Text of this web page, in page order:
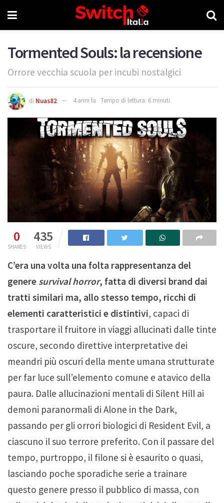
Tormented Souls: la recensione
Orrore vecchia scuola per incubi nostalgici
di Nuas82 4 anni fa Tempo di lettura: 6 minuti
0
SHARES
435
VIEWS
C’era una volta una folta rappresentanza del
genere survival horror, fatta di diversi brand dai
tratti similari ma, allo stesso tempo, ricchi di
elementi caratteristici e distintivi, capaci di
trasportare il fruitore in viaggi allucinati dalle tinte
oscure, secondo direttive interpretative dei
meandri più oscuri della mente umana strutturate
per far luce sull’elemento comune e atavico della
paura. Dalle allucinazioni mentali di Silent Hill ai
demoni paranormali di Alone in the Dark,
passando per gli orrori biologici di Resident Evil, a
ciascuno il suo terrore preferito. Con il passare del
tempo, purtroppo, il filone si è esaurito o quasi,
lasciando poche sporadiche serie a trainare
questo genere presso il pubblico di massa, con